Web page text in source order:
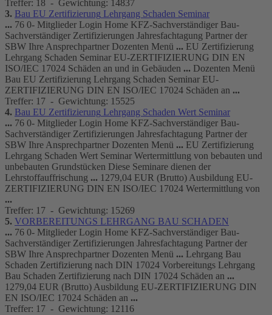
Treffer: 18 - Gewichtung: 14837
3. Bau EU Zertifizierung Lehrgang Schaden Seminar
... 76 0- Mitglieder Login Home KFZ-Sachverständiger Bau-
Sachverständiger Zertifizierungen Jahresfachtagung Partner der
SBW Ihre Ansprechpartner Dozenten Menü ... EU Zertifizierung
Lehrgang Schaden Seminar EU-ZERTIFIZIERUNG DIN EN
ISO/IEC 17024 Schäden an und in Gebäuden ... Dozenten Menü
Bau EU Zertifizierung Lehrgang Schaden Seminar EU-
ZERTIFIZIERUNG DIN EN ISO/IEC 17024 Schäden an ...
Treffer: 17 - Gewichtung: 15525
4. Bau EU Zertifizierung Lehrgang Schaden Wert Seminar
... 76 0- Mitglieder Login Home KFZ-Sachverständiger Bau-
Sachverständiger Zertifizierungen Jahresfachtagung Partner der
SBW Ihre Ansprechpartner Dozenten Menü ... EU Zertifizierung
Lehrgang Schaden Wert Seminar Wertermittlung von bebauten und
unbebauten Grundstücken Diese Seminare dienen der
Lehrstoffauffrischung ... 1279,04 EUR (Brutto) Ausbildung EU-
ZERTIFIZIERUNG DIN EN ISO/IEC 17024 Wertermittlung von
...
Treffer: 17 - Gewichtung: 15269
5. VORBEREITUNGS LEHRGANG BAU SCHADEN
... 76 0- Mitglieder Login Home KFZ-Sachverständiger Bau-
Sachverständiger Zertifizierungen Jahresfachtagung Partner der
SBW Ihre Ansprechpartner Dozenten Menü ... Lehrgang Bau
Schaden Zertifizierung nach DIN 17024 Vorbereitungs Lehrgang
Bau Schaden Zertifizierung nach DIN 17024 Schäden an ...
1279,04 EUR (Brutto) Ausbildung EU-ZERTIFIZIERUNG DIN
EN ISO/IEC 17024 Schäden an ...
Treffer: 17 - Gewichtung: 12116